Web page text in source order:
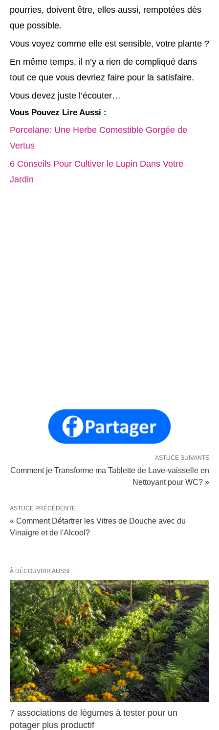
pourries, doivent être, elles aussi, rempotées dès
que possible.
Vous voyez comme elle est sensible, votre plante ?
En même temps, il n’y a rien de compliqué dans
tout ce que vous devriez faire pour la satisfaire.
Vous devez juste l’écouter…
Vous Pouvez Lire Aussi :
Porcelane: Une Herbe Comestible Gorgée de
Vertus
6 Conseils Pour Cultiver le Lupin Dans Votre
Jardin
ASTUCE SUIVANTE
Comment je Transforme ma Tablette de Lave-vaisselle en
Nettoyant pour WC? »
ASTUCE PRÉCÉDENTE
« Comment Détartrer les Vitres de Douche avec du
Vinaigre et de l'Alcool?
À DÉCOUVRIR AUSSI :
7 associations de légumes à tester pour un
potager plus productif